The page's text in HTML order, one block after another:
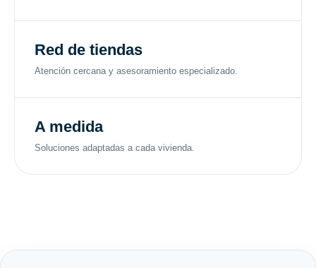
Red de tiendas
Atención cercana y asesoramiento especializado.
A medida
Soluciones adaptadas a cada vivienda.